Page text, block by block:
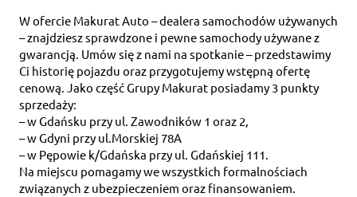
W ofercie Makurat Auto – dealera samochodów używanych
– znajdziesz sprawdzone i pewne samochody używane z
gwarancją. Umów się z nami na spotkanie – przedstawimy
Ci historię pojazdu oraz przygotujemy wstępną ofertę
cenową. Jako część Grupy Makurat posiadamy 3 punkty
sprzedaży:
– w Gdańsku przy ul. Zawodników 1 oraz 2,
– w Gdyni przy ul.Morskiej 78A
– w Pępowie k/Gdańska przy ul. Gdańskiej 111.
Na miejscu pomagamy we wszystkich formalnościach
związanych z ubezpieczeniem oraz finansowaniem.